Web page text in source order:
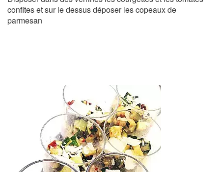
confites et sur le dessus déposer les copeaux de
parmesan